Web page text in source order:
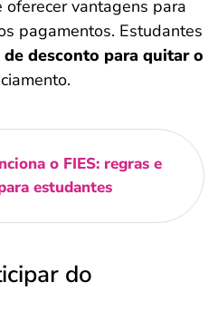
vantagens para
pagamentos. Estudantes
de desconto para quitar o
o FIES: regras e
estudantes
do